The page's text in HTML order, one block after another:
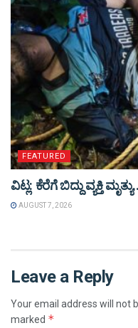
FEATURED
ವಿಟ್ಲ: ಕೆರೆಗೆ ಬಿದ್ದು ವ್ಯಕ್ತಿ
AUGUST 7, 2026
Leave a Reply
Your email address will not
marked *